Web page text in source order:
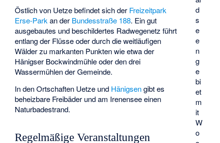
d
s
e
e
n
g
e
bi
et
m
it
W
o
Östlich von Uetze befindet sich der Freizeitpark
Erse-Park an der Bundesstraße 188. Ein gut
ausgebautes und beschildertes Radwegenetz führt
entlang der Flüsse oder durch die weitläufigen
Wälder zu markanten Punkten wie etwa der
Hänigser Bockwindmühle oder den drei
Wassermühlen der Gemeinde.
In den Ortschaften Uetze und Hänigsengibt es
beheizbare Freibäder und am Irenensee einen
Naturbadestrand.
Regelmäßige Veranstaltungen